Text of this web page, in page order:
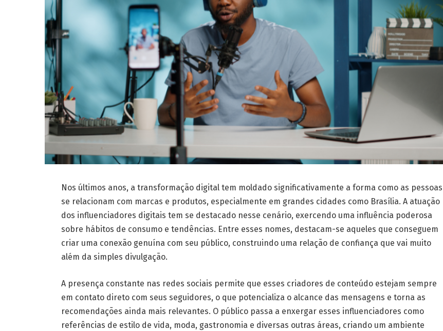
Nos últimos anos, a transformação digital tem moldado significativamente a forma como as pessoas
se relacionam com marcas e produtos, especialmente em grandes cidades como Brasília. A atuação
dos influenciadores digitais tem se destacado nesse cenário, exercendo uma influência poderosa
sobre hábitos de consumo e tendências. Entre esses nomes, destacam-se aqueles que conseguem
criar uma conexão genuína com seu público, construindo uma relação de confiança que vai muito
além da simples divulgação.
A presença constante nas redes sociais permite que esses criadores de conteúdo estejam sempre
em contato direto com seus seguidores, o que potencializa o alcance das mensagens e torna as
recomendações ainda mais relevantes. O público passa a enxergar esses influenciadores como
referências de estilo de vida, moda, gastronomia e diversas outras áreas, criando um ambiente